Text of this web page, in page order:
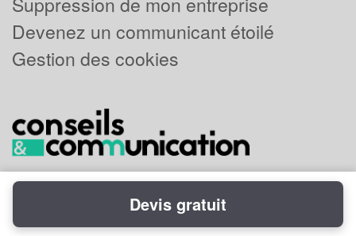
Devenez un communicant étoilé
Gestion des cookies
Powered byPlus que pro
Devis gratuit